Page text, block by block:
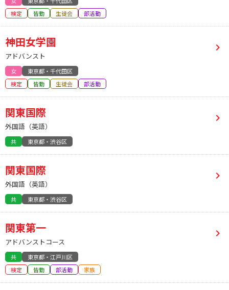
検定
皆勤 生徒会 部活動
神田女学園
アドバンスト
女
東京都・千代田区
検定
皆勤 生徒会 部活動
関東国際
外国語（英語）
共 東京都・渋谷区
関東国際
外国語（英語）
共 東京都・渋谷区
関東第一
アドバンストコース
共
東京都・江戸川区
検定
皆勤 部活動 家族